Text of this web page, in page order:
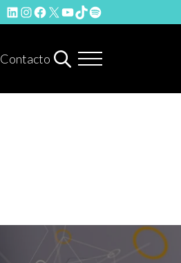
LinkedIn
Instagram
Facebook
X YouTube
TikTok
Spotify
Contacto